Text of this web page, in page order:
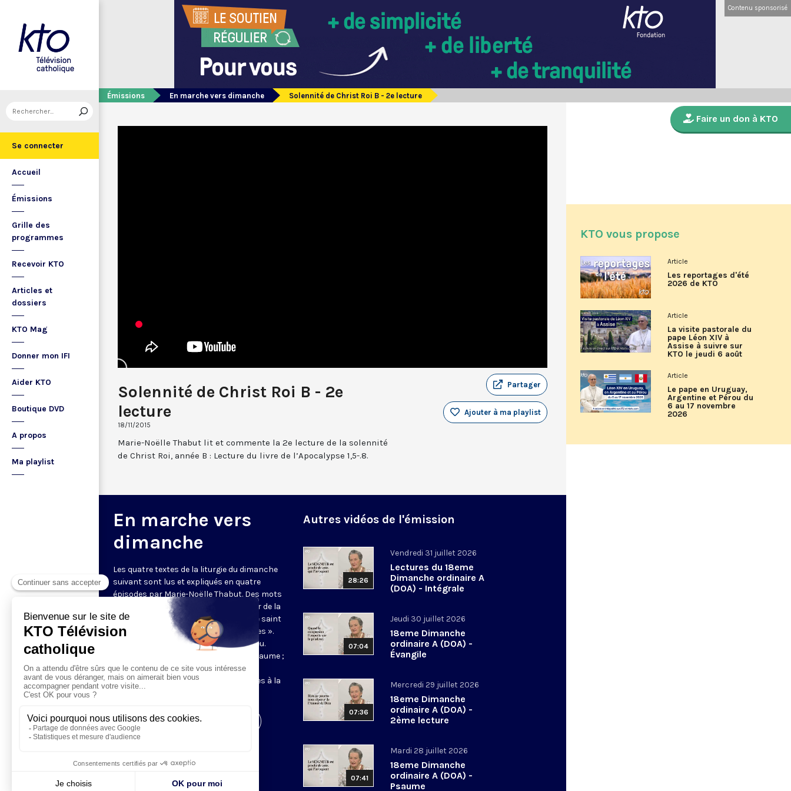
Se connecter
Accueil
Émissions
Grille des
programmes
Recevoir KTO
Articles et
dossiers
KTO Mag
Donner mon IFI
Aider KTO
Boutique DVD
A propos
Ma playlist
Contenu sponsorisé
Émissions En marche vers dimanche Solennité de Christ Roi B - 2e lecture
Solennité de Christ Roi B - 2e
lecture
18/11/2015
Partager
Ajouter à ma playlist
Marie-Noëlle Thabut lit et commente la 2e lecture de la solennité
de Christ Roi, année B : Lecture du livre de l’Apocalypse 1,5-.8.
En marche vers
dimanche
Les quatre textes de la liturgie du dimanche
suivant sont lus et expliqués en quatre
épisodes par Marie-Noëlle Thabut. Des mots
simples et lumineux pour aller au cœur de la
Révélation biblique, entrer dans ce que saint
Luc appelle « l’intelligence des Écritures ».
Chaque jour, vivez avec la Parole de Dieu.
Lundi, la première lecture ; mardi, le psaume ;
mercredi, la deuxième lecture ; jeudi,
l’Évangile ; vendredi, les quatre épisodes à la
Visiter la page de l'émission
Autres vidéos de l'émission
28:26
Vendredi 31 juillet 2026
Lectures du 18eme
Dimanche ordinaire A
(DOA) - Intégrale
07:04
Jeudi 30 juillet 2026
18eme Dimanche
ordinaire A (DOA) -
Évangile
07:36
Mercredi 29 juillet 2026
18eme Dimanche
ordinaire A (DOA) -
2ème lecture
07:41
Mardi 28 juillet 2026
18eme Dimanche
ordinaire A (DOA) -
Psaume
Faire un don à KTO
KTO vous propose
Article
Les reportages d'été
2026 de KTO
Article
La visite pastorale du
pape Léon XIV à
Assise à suivre sur
KTO le jeudi 6 août
Article
Le pape en Uruguay,
Argentine et Pérou du
6 au 17 novembre
2026